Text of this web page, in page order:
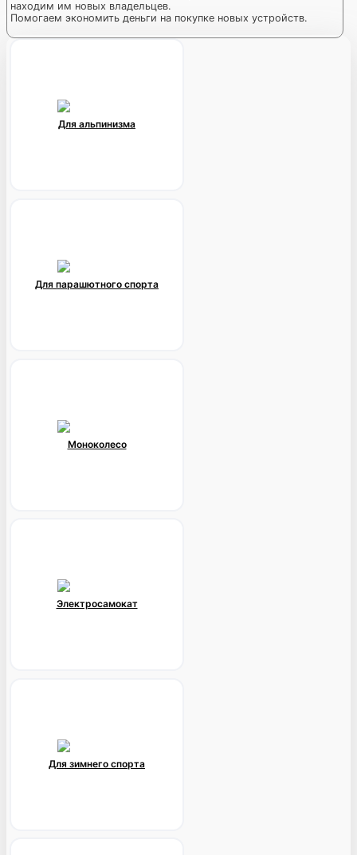
находим им новых владельцев.
Помогаем экономить деньги на покупке новых устройств.
Для альпинизма
Для парашютного спорта
Моноколесо
Электросамокат
Для зимнего спорта